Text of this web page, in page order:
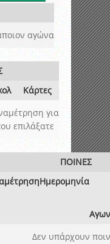
αγώνα
Κάρτες
για
επιλάξατε
ΠΟΙΝΕΣ
Ημερομηνία
Δεν υπάρχουν